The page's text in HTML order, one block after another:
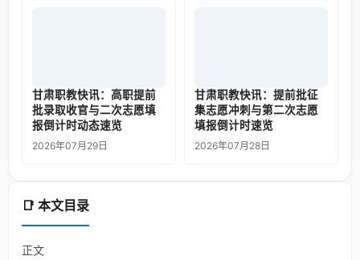
📑 本文目录
正文
甘肃职教快讯：高职提前
批录取收官与二次志愿填
报倒计时动态速览
2026年07月29日
甘肃职教快讯：提前批征
集志愿冲刺与第二次志愿
填报倒计时速览
2026年07月28日